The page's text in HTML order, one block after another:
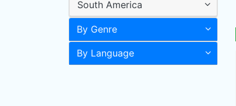
South America
By Genre
By Language